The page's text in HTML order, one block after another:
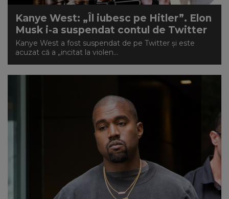
Kanye West: „Îl iubesc pe Hitler”. Elon
Musk i-a suspendat contul de Twitter
Kanye West a fost suspendat de pe Twitter și este
acuzat că a „incitat la violen...